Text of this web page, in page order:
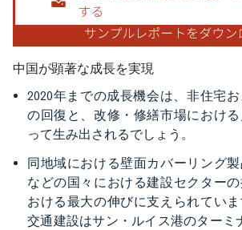
中国が顕著な成長を実現
2020年までの成長機会は、非住宅
の回復と、改修・修繕市場におけ
って生み出されるでしょう。
同地域における壁面カバーリング
などの国々における建設セクター
おける最大の伸びに支えられてい
交通建設はサン・ルイス港のターミ